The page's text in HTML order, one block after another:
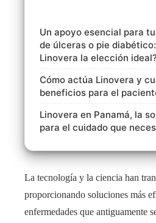
Un apoyo esencial para
de úlceras o pie
Linovera la elección ideal?
Cómo actúa Linovera y
beneficios para el
Linovera en Panamá, la
para el cuidado que
La tecnología y la ciencia han
proporcionando soluciones más
enfermedades que antiguamente